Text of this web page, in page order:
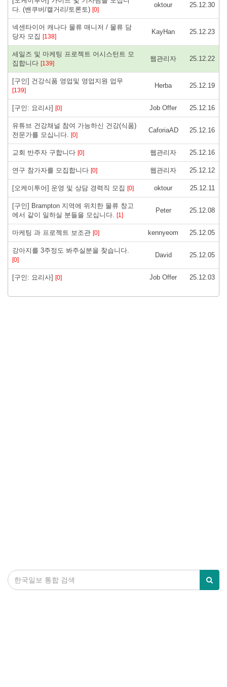
다. (밴쿠버/캘거리/토론토) [0]
oktour 25.12.30
넥센타이어 캐나다 물류 매니저 / 물류 담
당자 모집 [138]
KayHan 25.12.23
세일즈 및 마케팅 프로젝트 어시스턴트 모
집합니다 [139]
웹관리자 25.12.22
[구인] 건강식품 영업및 영업지원 업무
[139]
Herba 25.12.19
[구인: 요리사] [0] Job Offer 25.12.16
유튜브 건강채널 참여 가능하신 건강(식품)
전문가를 모십니다. [0]
CaforiaAD 25.12.16
교회 반주자 구합니다 [0] 웹관리자 25.12.16
연구 참가자를 모집합니다 [0] 웹관리자 25.12.12
[오케이투어] 운영 및 상담 경력직 모집 [0] oktour 25.12.11
[구인] Brampton 지역에 위치한 물류 창고
에서 같이 일하실 분들을 모십니다. [1]
Peter 25.12.08
마케팅 과 프로젝트 보조관 [0] kennyeom 25.12.05
강아지를 3주정도 봐주실분을 찾습니다.
[0]
David 25.12.05
[구인: 요리사] [0] Job Offer 25.12.03